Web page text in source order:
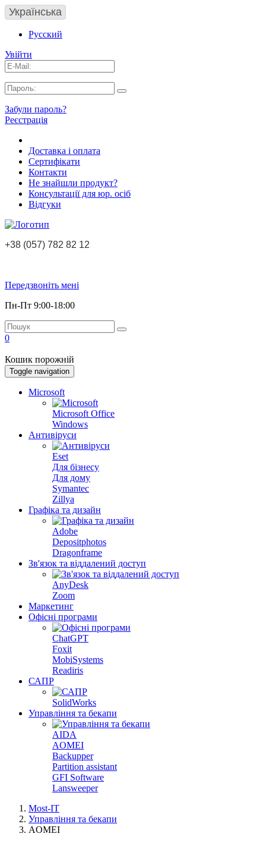
Українська
Русский
Увійти
Забули пароль?
Реєстрація
Доставка і оплата
Сертифікати
Контакти
Не знайшли продукт?
Консультації для юр. осіб
Відгуки
+38 (057) 782 82 12
Передзвоніть мені
Пн-Пт 9:00-18:00
0
Кошик порожній
Toggle navigation
Microsoft
Microsoft Office
Windows
Антивіруси
Eset
Для бізнесу
Для дому
Symantec
Zillya
Графіка та дизайн
Adobe
Depositphotos
Dragonframe
Зв'язок та віддалений доступ
AnyDesk
Zoom
Маркетинг
Офісні програми
ChatGPT
Foxit
MobiSystems
Readiris
САПР
SolidWorks
Управління та бекапи
AIDA
AOMEI
Backupper
Partition assistant
GFI Software
Lansweeper
Most-IT
Управління та бекапи
AOMEI